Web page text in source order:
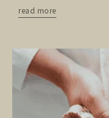
read more